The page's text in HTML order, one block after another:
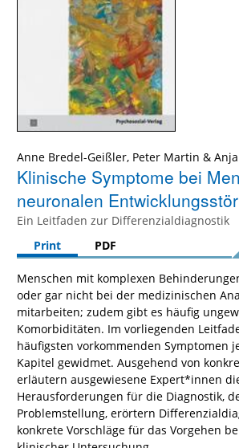
Anne Bredel-Geißler, Peter Martin &
Klinische Symptome bei
neuronalen
Ein Leitfaden zur Differenzialdiagnostik
Print
PDF
Menschen mit komplexen
oder gar nicht bei der medizinischen
mitarbeiten; zudem gibt es häufig
Komorbiditäten. Im vorliegenden
häufigsten vorkommenden Symptomen
Kapitel gewidmet. Ausgehend von
erläutern ausgewiesene Expert*innen
Herausforderungen für die Diagnostik,
Problemstellung, erörtern
konkrete Vorschläge für das Vorgehen